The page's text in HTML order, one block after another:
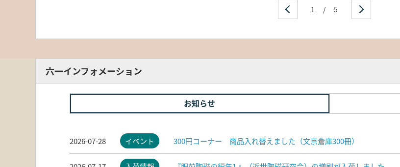
1 / 5
六一インフォメーション
お知らせ
2026-07-28 イベント 300円コーナー 商品入れ替えました（文京倉庫300冊）